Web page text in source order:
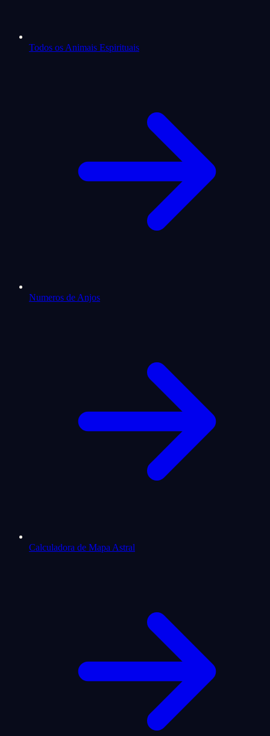
Todos os Animais Espirituais
Numeros de Anjos
Calculadora de Mapa Astral